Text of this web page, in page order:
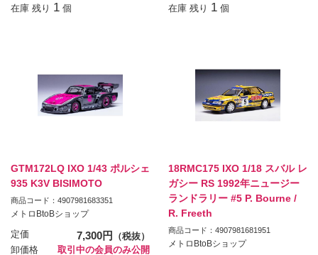
在庫 残り 1 個 在庫 残り 1 個
GTM172LQ IXO 1/43 ポルシェ
935 K3V BISIMOTO
商品コード：4907981683351
メトロBtoBショップ
定価 7,300円
（税抜）
卸価格
取引中の会員のみ公開
18RMC175 IXO 1/18 スバル レ
ガシー RS 1992年ニュージー
ランドラリー #5 P. Bourne /
R. Freeth
商品コード：4907981681951
メトロBtoBショップ